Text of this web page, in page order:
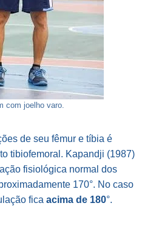
com joelho varo.
de seu fêmur e tíbia é
tibiofemoral. Kapandji (1987)
fisiológica normal dos
170°. No caso
fica acima de 180°.